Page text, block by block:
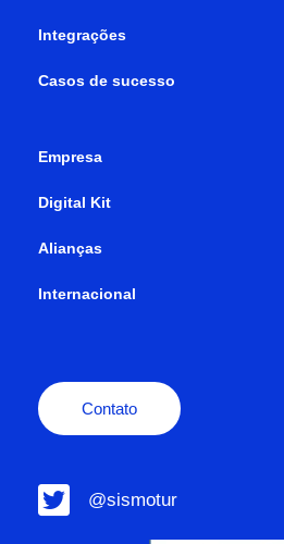
Integrações
Casos de sucesso
Empresa
Digital Kit
Alianças
Internacional
Contato
@sismotur